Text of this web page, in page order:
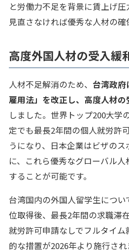
と労働力不足を背景に賃上げ
見直さなければ優秀な人材の確
高度外国人材の受入緩
人材不足解消のため、 台湾政府
雇用法」を改正し、高度人材
しました。世界トップ200大学
定でも最長2年間の個人就労許
うになり、日本企業はビザの
に、これら優秀なグローバル
することが可能です。
台湾国内の外国人留学生につ
位取得後、最長2年間の求職滞
就労許可申請なしでフルタイ
的な措置が2026年より施行さ